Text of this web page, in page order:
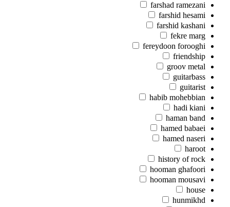
farshad ramezani
farshid hesami
farshid kashani
fekre marg
fereydoon forooghi
friendship
groov metal
guitarbass
guitarist
habib mohebbian
hadi kiani
haman band
hamed babaei
hamed naseri
haroot
history of rock
hooman ghafoori
hooman mousavi
house
hunmikhd